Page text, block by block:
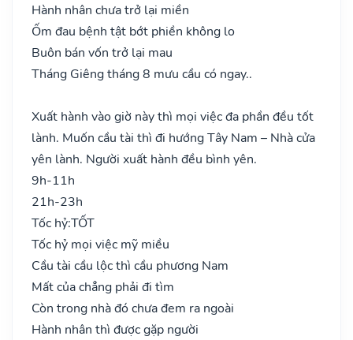
Hành nhân chưa trở lại miền
Ốm đau bệnh tật bớt phiền không lo
Buôn bán vốn trở lại mau
Tháng Giêng tháng 8 mưu cầu có ngay..
Xuất hành vào giờ này thì mọi việc đa phần đều tốt
lành. Muốn cầu tài thì đi hướng Tây Nam – Nhà cửa
yên lành. Người xuất hành đều bình yên.
9h-11h
21h-23h
Tốc hỷ:TỐT
Tốc hỷ mọi việc mỹ miều
Cầu tài cầu lộc thì cầu phương Nam
Mất của chẳng phải đi tìm
Còn trong nhà đó chưa đem ra ngoài
Hành nhân thì được gặp người